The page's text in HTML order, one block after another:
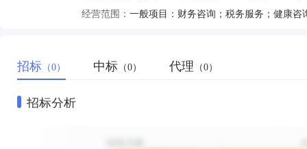
经营范围： 一般项目：财务咨询；税务服务；健康
招标 （0） 中标 （0） 代理 （0）
招标分析